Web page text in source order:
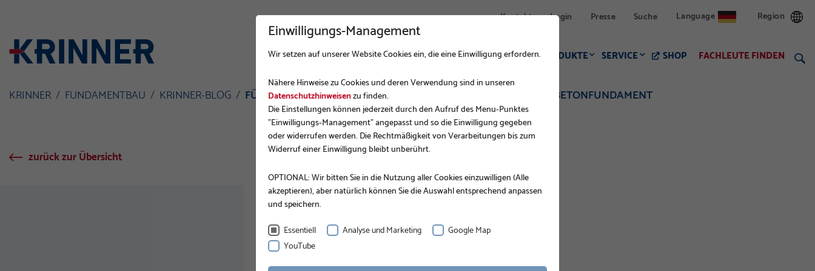
Kontakt Login Presse Suche Language Region
UNTERNEHMEN FUNDAMENTBAU ANWENDUNGEN PRODUKTE SERVICE SHOP FACHLEUTE FINDEN
KRINNER FUNDAMENTBAU KRINNER-BLOG FÜNF VORTEILE DES SCHRAUBFUNDAMENTS GEGENÜBER DEM BETONFUNDAMENT
zurück zur Übersicht
Fünf Vorteile des
Einwilligungs-Management
Wir setzen auf unserer Website Cookies ein, die eine Einwilligung erfordern.
Nähere Hinweise zu Cookies und deren Verwendung sind in unseren
Datenschutzhinweisenzu finden.
Die Einstellungen können jederzeit durch den Aufruf des Menu-Punktes
"Einwilligungs-Management" angepasst und so die Einwilligung gegeben
oder widerrufen werden. Die Rechtmäßigkeit von Verarbeitungen bis zum
Widerruf einer Einwilligung bleibt unberührt.
OPTIONAL: Wir bitten Sie in die Nutzung aller Cookies einzuwilligen (Alle
akzeptieren), aber natürlich können Sie die Auswahl entsprechend anpassen
und speichern.
Essentiell
Analyse und Marketing
Google Map
YouTube